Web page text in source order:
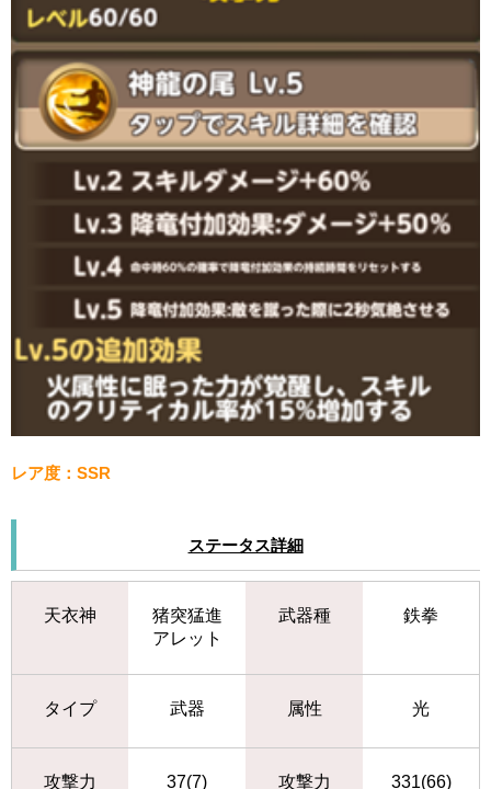
レア度：SSR
ステータス詳細
天衣神
猪突猛進
アレット
武器種 鉄拳
タイプ 武器 属性 光
攻撃力
37(7)
攻撃力
331(66)